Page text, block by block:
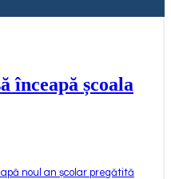
înceapă școala
noul an școlar pregătită